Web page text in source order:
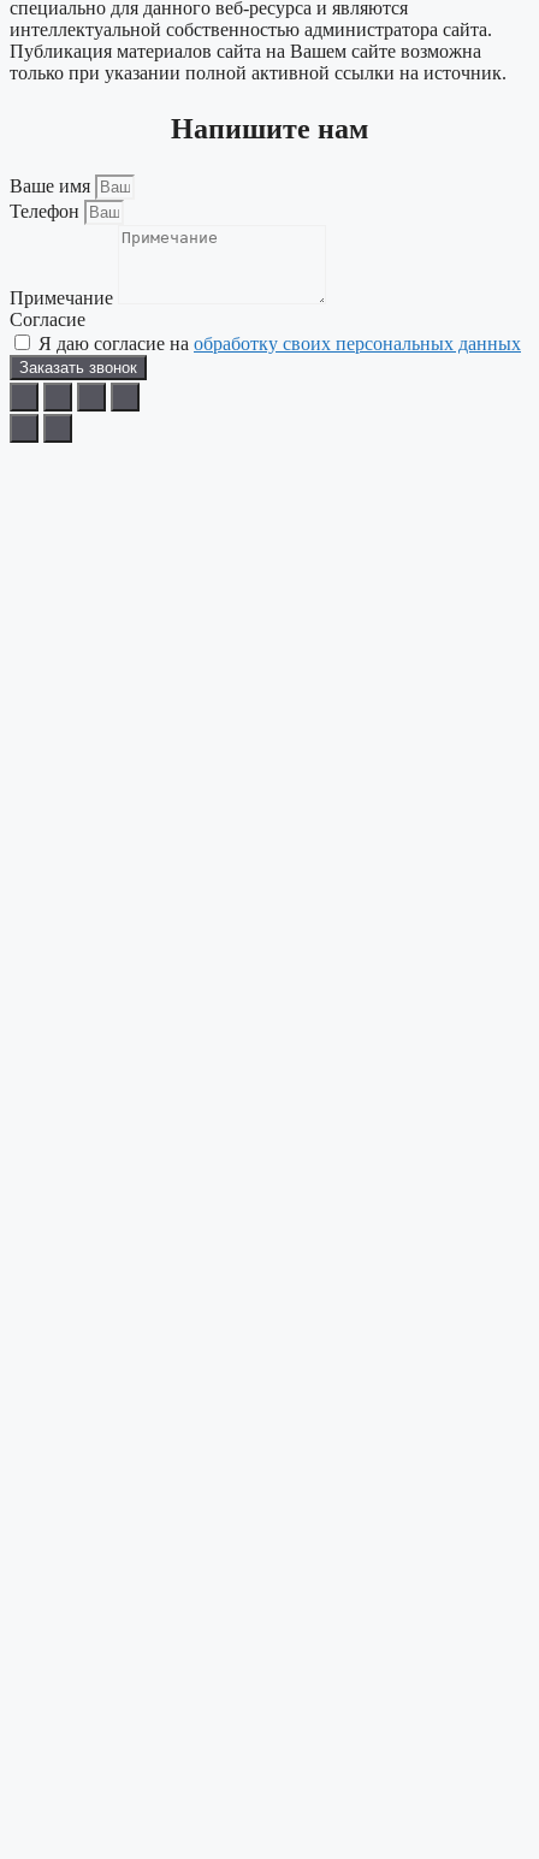
специально для данного веб-ресурса и являются
интеллектуальной собственностью администратора сайта.
Публикация материалов сайта на Вашем сайте возможна
только при указании полной активной ссылки на источник.
Напишите нам
Ваше имя
Телефон
Примечание
Согласие
Я даю согласие на обработку своих персональных данных
Заказать звонок